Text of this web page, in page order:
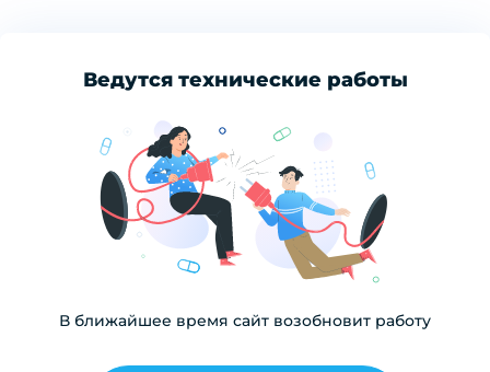
Ведутся технические работы
В ближайшее время сайт возобновит работу